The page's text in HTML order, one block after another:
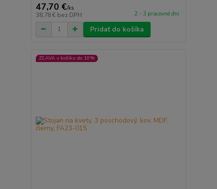
47,70 €/ks
38,78 € bez DPH 2 - 3 pracovné dni
Pridať do košíka
ZĽAVA v košíku do 10%